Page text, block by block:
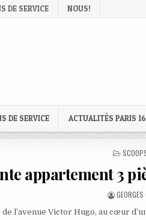
DE SERVICE NOUS!
DE SERVICE ACTUALITÉS PARIS 16
POSTED
appartement 3
AUTHOR:
l’avenue Victor Hugo, au cœur